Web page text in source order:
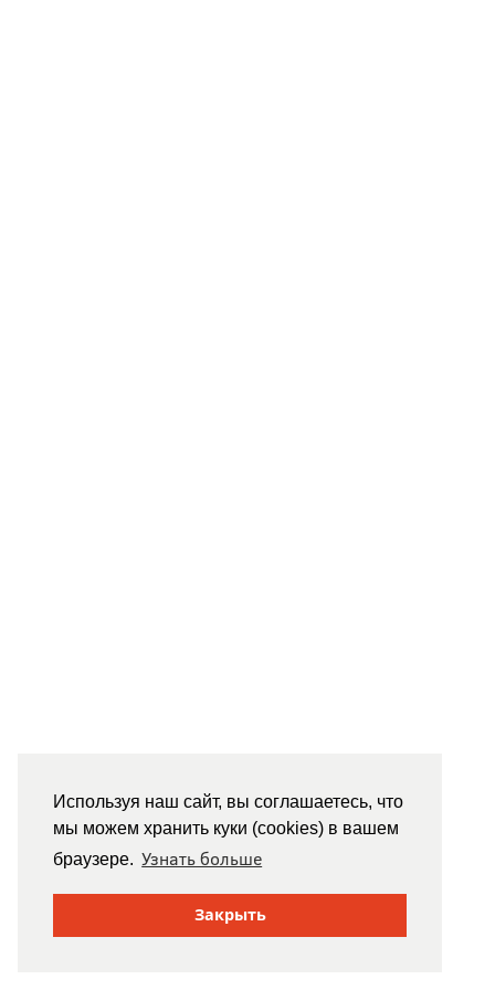
Используя наш сайт, вы соглашаетесь, что
мы можем хранить куки (cookies) в вашем
браузере. Узнать больше
Закрыть